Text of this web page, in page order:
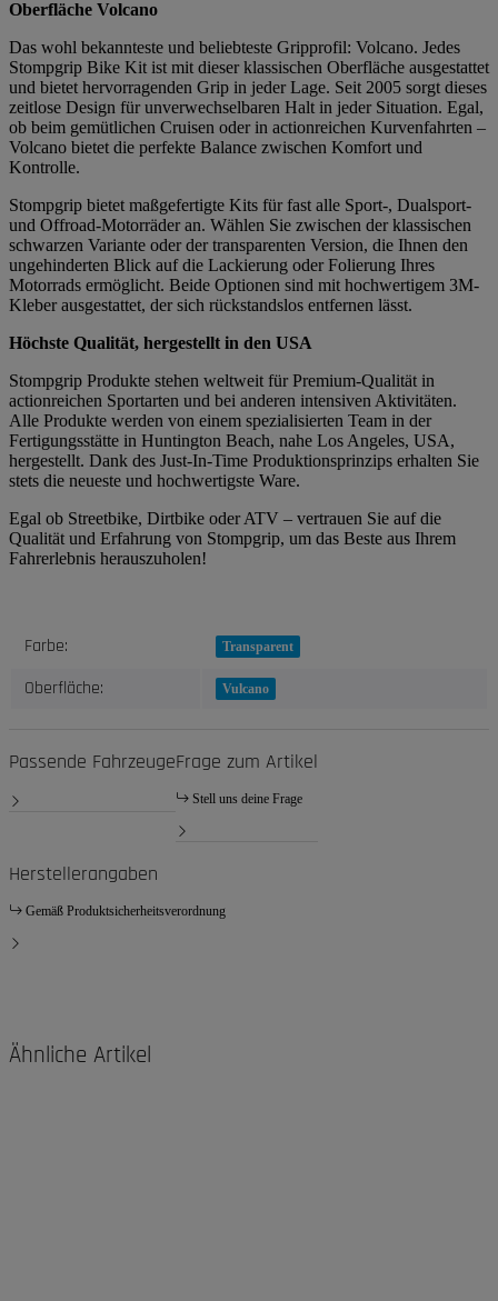
Oberfläche Volcano
Das wohl bekannteste und beliebteste Gripprofil: Volcano. Jedes
Stompgrip Bike Kit ist mit dieser klassischen Oberfläche ausgestattet
und bietet hervorragenden Grip in jeder Lage. Seit 2005 sorgt dieses
zeitlose Design für unverwechselbaren Halt in jeder Situation. Egal,
ob beim gemütlichen Cruisen oder in actionreichen Kurvenfahrten –
Volcano bietet die perfekte Balance zwischen Komfort und
Kontrolle.
Stompgrip bietet maßgefertigte Kits für fast alle Sport-, Dualsport-
und Offroad-Motorräder an. Wählen Sie zwischen der klassischen
schwarzen Variante oder der transparenten Version, die Ihnen den
ungehinderten Blick auf die Lackierung oder Folierung Ihres
Motorrads ermöglicht. Beide Optionen sind mit hochwertigem 3M-
Kleber ausgestattet, der sich rückstandslos entfernen lässt.
Höchste Qualität, hergestellt in den USA
Stompgrip Produkte stehen weltweit für Premium-Qualität in
actionreichen Sportarten und bei anderen intensiven Aktivitäten.
Alle Produkte werden von einem spezialisierten Team in der
Fertigungsstätte in Huntington Beach, nahe Los Angeles, USA,
hergestellt. Dank des Just-In-Time Produktionsprinzips erhalten Sie
stets die neueste und hochwertigste Ware.
Egal ob Streetbike, Dirtbike oder ATV – vertrauen Sie auf die
Qualität und Erfahrung von Stompgrip, um das Beste aus Ihrem
Fahrerlebnis herauszuholen!
Produkteigenschaft
Wert
Farbe: Transparent
Oberfläche: Vulcano
Passende FahrzeugeFrage zum Artikel
Stell uns deine Frage
Herstellerangaben
Gemäß Produktsicherheitsverordnung
Ähnliche Artikel